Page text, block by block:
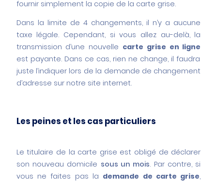
fournir simplement la copie de la carte grise.
Dans la limite de 4 changements, il n’y a aucune
taxe légale. Cependant, si vous allez au-delà, la
transmission d’une nouvelle carte grise en ligne
est payante. Dans ce cas, rien ne change, il faudra
juste l’indiquer lors de la demande de changement
d’adresse sur notre site internet.
Les peines et les cas particuliers
Le titulaire de la carte grise est obligé de déclarer
son nouveau domicile sous un mois. Par contre, si
vous ne faites pas la demande de carte grise,